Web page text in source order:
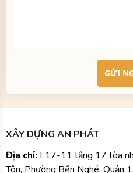
GỬI
XÂY DỰNG AN PHÁT
Địa chỉ: L17-11 tầng 17 tòa
Tôn, Phường Bến Nghé, Quận